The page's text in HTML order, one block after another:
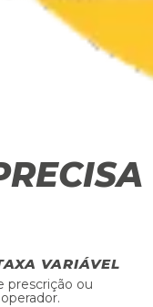
VARIÁVEL
prescrição ou